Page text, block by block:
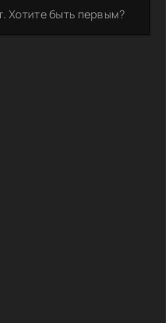
Хотите быть первым?